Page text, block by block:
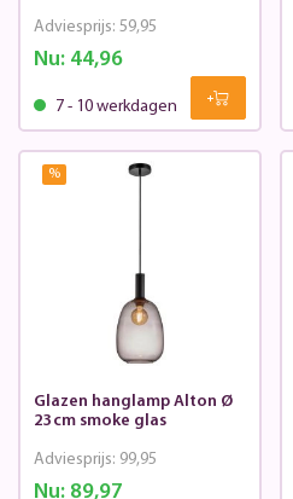
Nu:44,96
Adviesprijs: 59,95
7 - 10 werkdagen
%
Glazen hanglamp Alton Ø
23cm smoke glas
Nu:89,97
Adviesprijs: 99,95